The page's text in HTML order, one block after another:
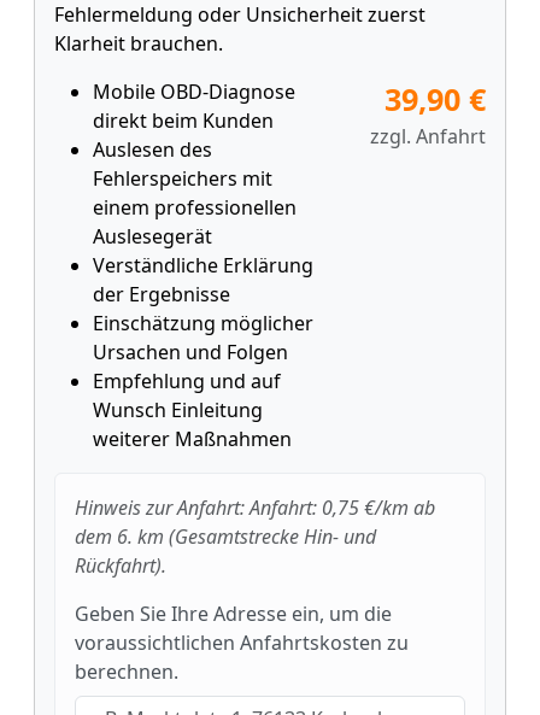
Fehlermeldung oder Unsicherheit zuerst
Klarheit brauchen.
Mobile OBD-Diagnose
direkt beim Kunden
Auslesen des
Fehlerspeichers mit
einem professionellen
Auslesegerät
Verständliche Erklärung
der Ergebnisse
Einschätzung möglicher
Ursachen und Folgen
Empfehlung und auf
Wunsch Einleitung
weiterer Maßnahmen
39,90 €
zzgl. Anfahrt
Hinweis zur Anfahrt: Anfahrt: 0,75 €/km ab
dem 6. km (Gesamtstrecke Hin- und
Rückfahrt).
Geben Sie Ihre Adresse ein, um die
voraussichtlichen Anfahrtskosten zu
berechnen.